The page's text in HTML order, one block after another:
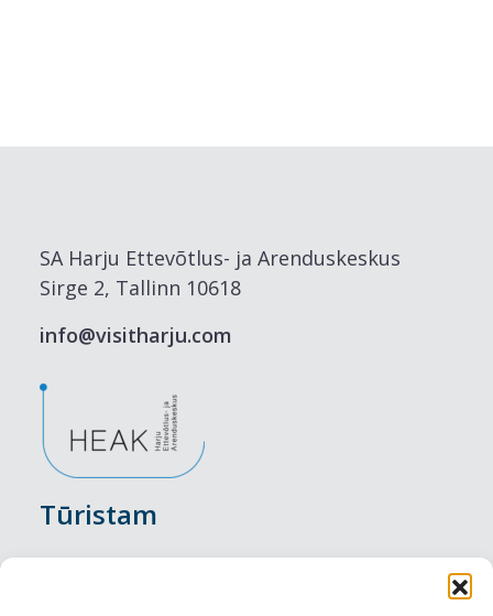
SA Harju Ettevõtlus- ja Arenduskeskus
Sirge 2, Tallinn 10618
info@visitharju.com
Tūristam